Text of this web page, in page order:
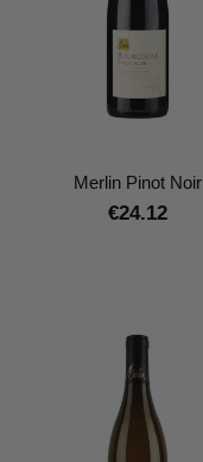
Merlin Pinot Noir
€24.12